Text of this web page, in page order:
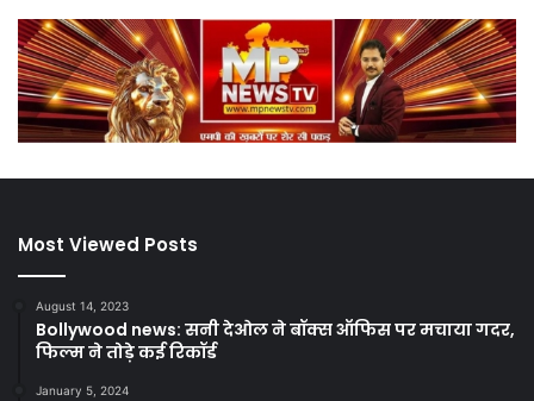
Most Viewed Posts
August 14, 2023
Bollywood news: सनी देओल ने बॉक्स ऑफिस पर मचाया गदर,
फिल्म ने तोड़े कई रिकॉर्ड
January 5, 2024